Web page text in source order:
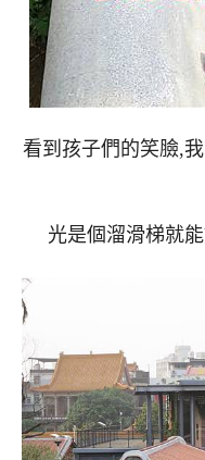
看到孩子們的笑臉,
光是個溜滑梯就